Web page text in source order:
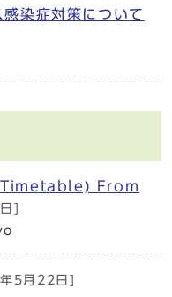
染症対策について
Timetable) From
]
5月22日]